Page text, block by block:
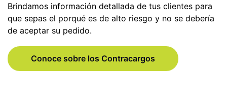
Brindamos información detallada de tus clientes para
que sepas el porqué es de alto riesgo y no se debería
de aceptar su pedido.
Conoce sobre los Contracargos